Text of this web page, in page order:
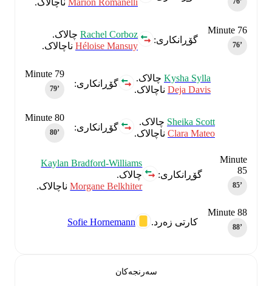
گۆڕانکاری:
Rachel Corbozچالاک.
Héloise Mansuyناچالاک.
Minute 76
Minute 79
گۆڕانکاری:
Kysha Syllaچالاک.
Deja Davisناچالاک.
Minute 80
گۆڕانکاری:
Sheika Scottچالاک.
Clara Mateoناچالاک.
گۆڕانکاری:
Kaylan Bradford-Williams
چالاک.
Morgane Belkhiterناچالاک.
Minute
کارتی زەرد. Sofie Hornemann
Minute 88
سەرنجەکان